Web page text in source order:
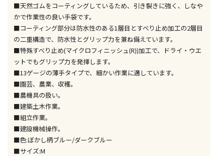
特定の店舗のみで受取ができる商品です（宅配便での
お届けができません）
※同時購入の商品は、全て同じ店舗での受取となりま
す
委託業者によりお届けする商品です
※ほか商品との同時購入はできません。お手数です
が、ご購入手続きを分けてお買い求めください
※支払い方法の代金引換は選択できません。
※電話注文はできません。
ません）
※「宅配・店舗受取」「宅配のみ」マークの商品のみ
同時購入が可能です
■天然ゴムをコーティングしているため、引き裂きに強く、しなや
かで作業性の良い手袋です。
■コーティング部分は防水性のある1層目とすべり止め加工の2層目
の二重構造で、防水性とグリップ力を兼ね備えています。
■特殊すべり止め(マイクロフィニッシュ(R))加工で、ドライ・ウエ
ットでもグリップ力を発揮します。
■13ゲージの薄手タイプで、細かい作業に適しています。
■園芸、農業、収穫。
■農機具の扱い。
■建築土木作業。
■組立作業。
■建設機械操作。
■色:ぼかし柄ブルー/ダークブルー
■サイズ:M